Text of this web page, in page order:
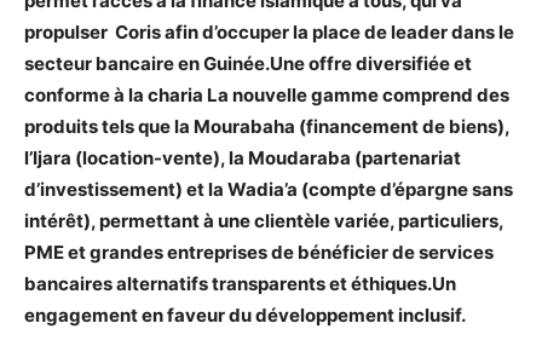
propulser Coris afin d’occuper la place de leader dans le
secteur bancaire en Guinée.Une offre diversifiée et
conforme à la charia La nouvelle gamme comprend des
produits tels que la Mourabaha (financement de biens),
l’Ijara (location-vente), la Moudaraba (partenariat
d’investissement) et la Wadia’a (compte d’épargne sans
intérêt), permettant à une clientèle variée, particuliers,
PME et grandes entreprises de bénéficier de services
bancaires alternatifs transparents et éthiques.Un
engagement en faveur du développement inclusif.